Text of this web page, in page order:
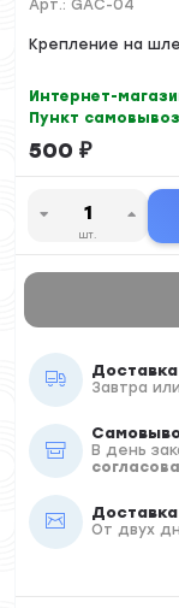
Арт.: GAC-04
Крепление на
Интернет-
Пункт
500 ₽
шт.
Завтра
В день
От двух